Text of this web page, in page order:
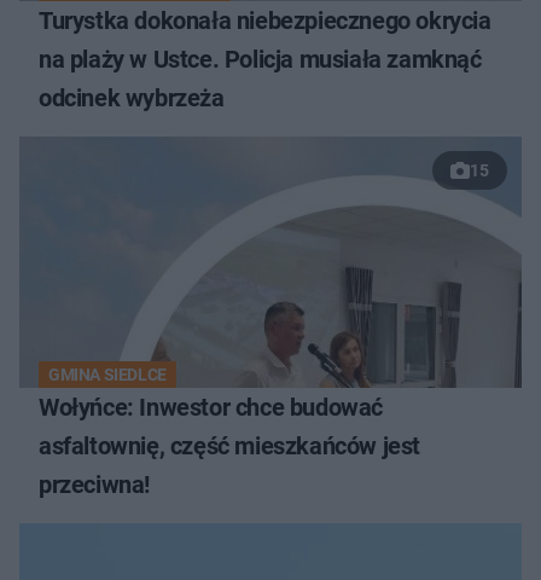
Turystka dokonała niebezpiecznego okrycia
na plaży w Ustce. Policja musiała zamknąć
odcinek wybrzeża
15
GMINA SIEDLCE
Wołyńce: Inwestor chce budować
asfaltownię, część mieszkańców jest
przeciwna!